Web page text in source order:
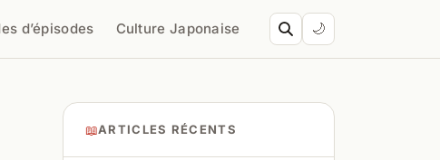
d’épisodes Culture Japonaise 🌙
📖ARTICLES RÉCENTS